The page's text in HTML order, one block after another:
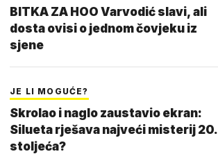
BITKA ZA HOO Varvodić slavi, ali
dosta ovisi o jednom čovjeku iz
sjene
JE LI MOGUĆE?
Skrolao i naglo zaustavio ekran:
Silueta rješava najveći misterij 20.
stoljeća?